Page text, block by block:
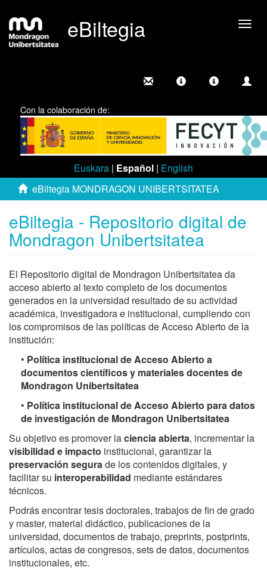
eBiltegia
Con la colaboración de:
Euskara | Español | English
eBiltegia MONDRAGON UNIBERTSITATEA
eBiltegia - Repositorio digital de
Mondragon Unibertsitatea
El Repositorio digital de Mondragon Unibertsitatea da
acceso abierto al texto completo de los documentos
generados en la universidad resultado de su actividad
académica, investigadora e institucional, cumpliendo con
los compromisos de las políticas de Acceso Abierto de la
institución:
• Política institucional de Acceso Abierto a
documentos científicos y materiales docentes de
Mondragon Unibertsitatea
• Política institucional de Acceso Abierto para datos
de investigación de Mondragon Unibertsitatea
Su objetivo es promover laciencia abierta, incrementar la
visibilidad e impacto institucional, garantizar la
preservación segurade los contenidos digitales, y
facilitar su interoperabilidad mediante estándares
técnicos.
Podrás encontrar tesis doctorales, trabajos de fin de grado
y master, material didáctico, publicaciones de la
universidad, documentos de trabajo, preprints, postprints,
artículos, actas de congresos, sets de datos, documentos
institucionales, etc.